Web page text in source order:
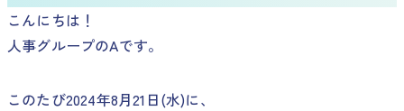
こんにちは！
人事グループのAです。
このたび2024年8月21日(水)に、